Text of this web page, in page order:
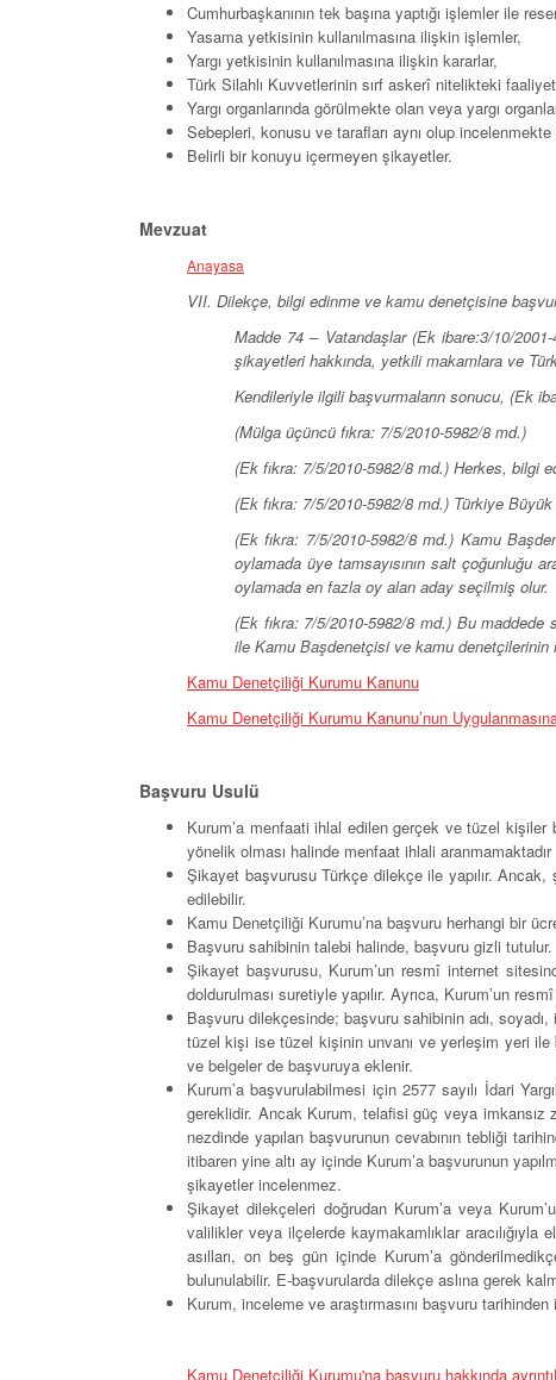
Cumhurbaşkanının tek başına yaptığı işlemler ile
Yasama yetkisinin kullanılmasına ilişkin işlemler,
Yargı yetkisinin kullanılmasına ilişkin kararlar,
Türk Silahlı Kuvvetlerinin sırf askerî nitelikteki
Yargı organlarında görülmekte olan veya yargı
Sebepleri, konusu ve tarafları aynı olup
Belirli bir konuyu içermeyen şikayetler.
Mevzuat
Anayasa
VII. Dilekçe, bilgi edinme ve kamu denetçisine
Madde 74 – Vatandaşlar (Ek ibare:3/10/
şikayetleri hakkında, yetkili makamlara ve
Kendileriyle ilgili başvurmaların sonucu, (Ek
(Mülga üçüncü fıkra: 7/5/2010-5982/8 md.)
(Ek fıkra: 7/5/2010-5982/8 md.) Herkes, bilgi
(Ek fıkra: 7/5/2010-5982/8 md.) Türkiye
(Ek fıkra: 7/5/2010-5982/8 md.) Kamu
oylamada üye tamsayısının salt çoğunluğu
oylamada en fazla oy alan aday seçilmiş olur.
(Ek fıkra: 7/5/2010-5982/8 md.) Bu maddede
ile Kamu Başdenetçisi ve kamu
Kamu Denetçiliği Kurumu Kanunu
Kamu Denetçiliği Kurumu Kanunu’nun
Başvuru Usulü
Kurum’a menfaati ihlal edilen gerçek ve tüzel
yönelik olması halinde menfaat ihlali aranmamaktadır
Şikayet başvurusu Türkçe dilekçe ile yapılır.
edilebilir.
Kamu Denetçiliği Kurumu’na başvuru herhangi bir
Başvuru sahibinin talebi halinde, başvuru gizli tutulur.
Şikayet başvurusu, Kurum’un resmî internet
doldurulması suretiyle yapılır. Ayrıca, Kurum’un
Başvuru dilekçesinde; başvuru sahibinin adı,
tüzel kişi ise tüzel kişinin unvanı ve yerleşim yeri
ve belgeler de başvuruya eklenir.
Kurum’a başvurulabilmesi için 2577 sayılı İdari
gereklidir. Ancak Kurum, telafisi güç veya imkansız
nezdinde yapılan başvurunun cevabının tebliği
itibaren yine altı ay içinde Kurum’a başvurunun
şikayetler incelenmez.
Şikayet dilekçeleri doğrudan Kurum’a veya
valilikler veya ilçelerde kaymakamlıklar
asılları, on beş gün içinde Kurum’a
bulunulabilir. E-başvurularda dilekçe aslına gerek
Kurum, inceleme ve araştırmasını başvuru
Kamu Denetçiliği Kurumu'na başvuru hakkında